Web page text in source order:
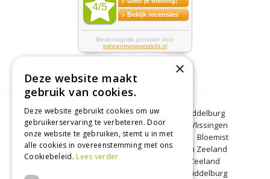
Bloemen Middelburg
Dierenwinkel Middelburg
Kerstbomen Middelburg
Tuincentrum Vlissingen
Tuincentrum Zeeland
Gartencenter
Bloemist
Middelburg
BBQ Zeeland
Tuinplanten Zeeland
Koopzondag Middelburg
Barbecue Zeeland
Woonwinkel Middelburg
×
Deze website maakt
gebruik van cookies.
Deze website gebruikt cookies om uw
gebruikerservaring te verbeteren. Door
onze website te gebruiken, stemt u in met
alle cookies in overeenstemming met ons
Cookiebeleid.Lees verder